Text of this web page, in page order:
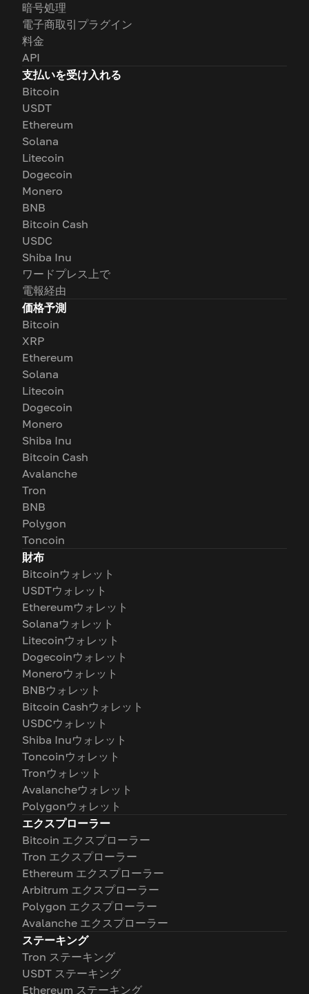
暗号処理
電子商取引プラグイン
料金
API
支払いを受け入れる
Bitcoin
USDT
Ethereum
Solana
Litecoin
Dogecoin
Monero
BNB
Bitcoin Cash
USDC
Shiba Inu
ワードプレス上で
電報経由
価格予測
Bitcoin
XRP
Ethereum
Solana
Litecoin
Dogecoin
Monero
Shiba Inu
Bitcoin Cash
Avalanche
Tron
BNB
Polygon
Toncoin
財布
Bitcoinウォレット
USDTウォレット
Ethereumウォレット
Solanaウォレット
Litecoinウォレット
Dogecoinウォレット
Moneroウォレット
BNBウォレット
Bitcoin Cashウォレット
USDCウォレット
Shiba Inuウォレット
Toncoinウォレット
Tronウォレット
Avalancheウォレット
Polygonウォレット
エクスプローラー
Bitcoin エクスプローラー
Tron エクスプローラー
Ethereum エクスプローラー
Arbitrum エクスプローラー
Polygon エクスプローラー
Avalanche エクスプローラー
ステーキング
Tron ステーキング
USDT ステーキング
Ethereum ステーキング